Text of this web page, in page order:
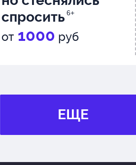
спросить 6+
от 1000 руб
ЕЩЕ